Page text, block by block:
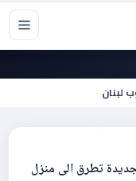
لبنان
تطرق الى منزل